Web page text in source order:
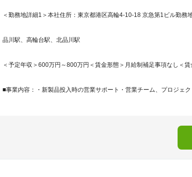
＜勤務地詳細1＞本社住所：東京都港区高輪4-10-18 京急第1ビル勤務
品川駅、高輪台駅、北品川駅
＜予定年収＞600万円～800万円＜賃金形態＞月給制補足事項なし＜
■事業内容：・新製品投入時の営業サポート・営業チーム、プロジェ